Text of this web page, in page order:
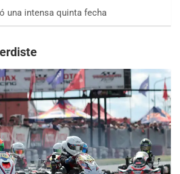
una intensa quinta fecha